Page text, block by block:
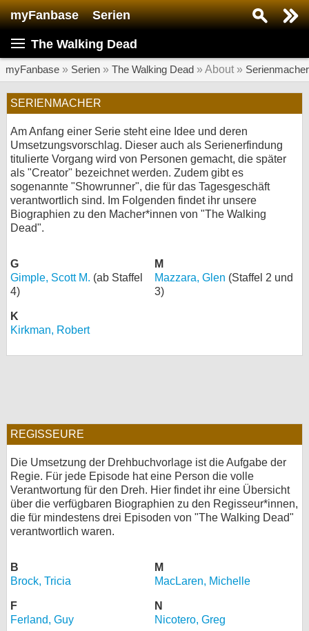
myFanbase Serien
The Walking Dead
myFanbase » Serien » The Walking Dead » About » Serienmacher
SERIENMACHER
Am Anfang einer Serie steht eine Idee und deren
Umsetzungsvorschlag. Dieser auch als Serienerfindung
titulierte Vorgang wird von Personen gemacht, die später
als "Creator" bezeichnet werden. Zudem gibt es
sogenannte "Showrunner", die für das Tagesgeschäft
verantwortlich sind. Im Folgenden findet ihr unsere
Biographien zu den Macher*innen von "The Walking
Dead".
G
Gimple, Scott M. (ab Staffel
4)
K
Kirkman, Robert
M
Mazzara, Glen (Staffel 2 und
3)
REGISSEURE
Die Umsetzung der Drehbuchvorlage ist die Aufgabe der
Regie. Für jede Episode hat eine Person die volle
Verantwortung für den Dreh. Hier findet ihr eine Übersicht
über die verfügbaren Biographien zu den Regisseur*innen,
die für mindestens drei Episoden von "The Walking Dead"
verantwortlich waren.
B
Brock, Tricia
F
Ferland, Guy
M
MacLaren, Michelle
N
Nicotero, Greg
Serie suchen...
SERIEN
Interviews
Veranstaltungen
KULTUR
Gewinnspiele
Forum
bei Facebook
Datenschutz
Cookie-Einstellungen
Impressum
myFanbase